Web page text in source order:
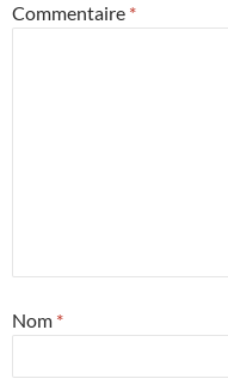
Commentaire *
Nom *